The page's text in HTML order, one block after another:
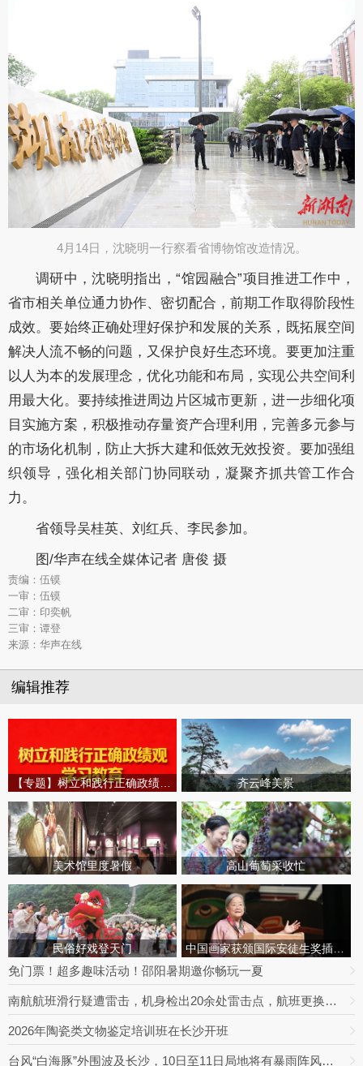
4月14日，沈晓明一行察看省博物馆改造情况。
调研中，沈晓明指出，“馆园融合”项目推进工作中，
省市相关单位通力协作、密切配合，前期工作取得阶段性
成效。要始终正确处理好保护和发展的关系，既拓展空间
解决人流不畅的问题，又保护良好生态环境。要更加注重
以人为本的发展理念，优化功能和布局，实现公共空间利
用最大化。要持续推进周边片区城市更新，进一步细化项
目实施方案，积极推动存量资产合理利用，完善多元参与
的市场化机制，防止大拆大建和低效无效投资。要加强组
织领导，强化相关部门协同联动，凝聚齐抓共管工作合
力。
省领导吴桂英、刘红兵、李民参加。
图/华声在线全媒体记者 唐俊 摄
责编：伍镆
一审：伍镆
二审：印奕帆
三审：谭登
来源：华声在线
编辑推荐
齐云峰美景
美术馆里度暑假 高山葡萄采收忙
民俗好戏登天门
免门票！超多趣味活动！邵阳暑期邀你畅玩一夏
南航航班滑行疑遭雷击，机身检出20余处雷击点，航班更换飞机延误出行
2026年陶瓷类文物鉴定培训班在长沙开班
台风“白海豚”外围波及长沙，10日至11日局地将有暴雨阵风，最高达9级